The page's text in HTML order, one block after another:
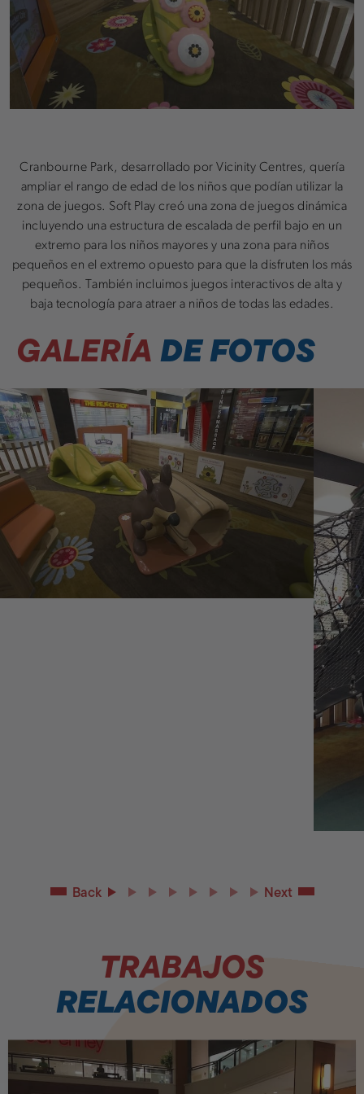
Cranbourne Park, desarrollado por Vicinity Centres, quería
ampliar el rango de edad de los niños que podían utilizar la
zona de juegos. Soft Play creó una zona de juegos dinámica
incluyendo una estructura de escalada de perfil bajo en un
extremo para los niños mayores y una zona para niños
pequeños en el extremo opuesto para que la disfruten los más
pequeños. También incluimos juegos interactivos de alta y
baja tecnología para atraer a niños de todas las edades.
GALERÍADE FOTOS
Back Next
TRABAJOS
RELACIONADOS